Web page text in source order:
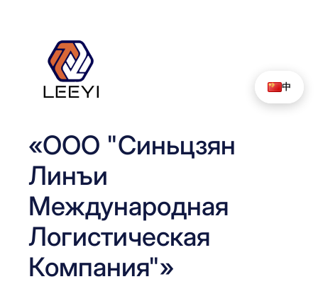
содержимому
«ООО "Синьцзян
Линъи
Международная
Логистическая
Компания"»
中